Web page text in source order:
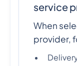
service
When
provider,